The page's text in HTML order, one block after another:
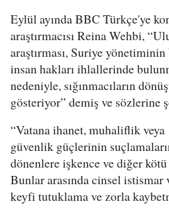
Eylül ayında BBC Türkçe'ye
araştırmacısı Reina Wehbi,
araştırması, Suriye
insan hakları ihlallerinde
nedeniyle, sığınmacıların
gösteriyor” demiş ve sözlerine
“Vatana ihanet, muhaliflik veya
güvenlik güçlerinin
dönenlere işkence ve diğer
Bunlar arasında cinsel istismar
keyfi tutuklama ve zorla